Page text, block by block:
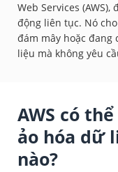
Web Services
động liên tục. Nó
đám mây hoặc đang
liệu mà không yêu
AWS có
ảo hóa dữ
nào?